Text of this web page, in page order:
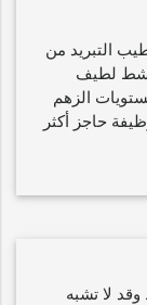
التبريد من
نشط لطيف
الزهم
حاجز أكثر
لا تشبه